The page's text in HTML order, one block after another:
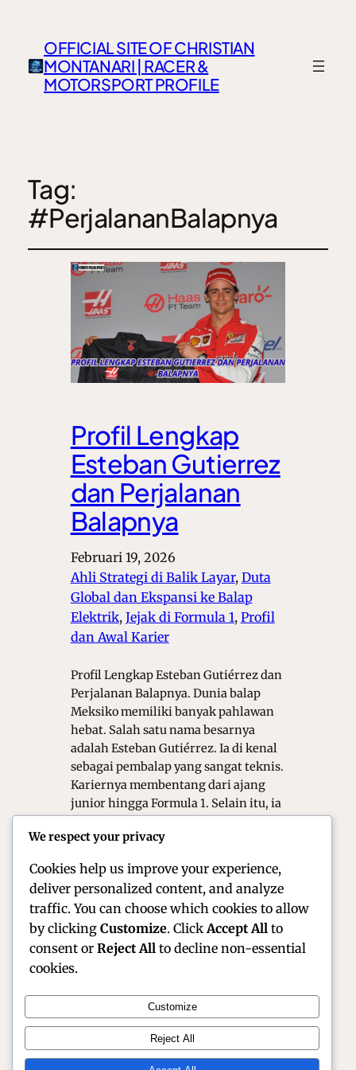
OFFICIAL SITE OF CHRISTIAN
MONTANARI | RACER &
MOTORSPORT PROFILE
Tag:
#PerjalananBalapnya
Profil Lengkap
Esteban Gutierrez
dan Perjalanan
Balapnya
Februari 19, 2026
Ahli Strategi di Balik Layar, Duta
Global dan Ekspansi ke Balap
Elektrik, Jejak di Formula 1, Profil
dan Awal Karier
Profil Lengkap Esteban Gutiérrez dan
Perjalanan Balapnya. Dunia balap
Meksiko memiliki banyak pahlawan
hebat. Salah satu nama besarnya
adalah Esteban Gutiérrez. Ia di kenal
sebagai pembalap yang sangat teknis.
Kariernya membentang dari ajang
junior hingga Formula 1. Selain itu, ia
layar. Artikel ini akan mengulas profil
Official Site of Christian Montanari | Racer &
Motorsport Profile
We respect your privacy
Cookies help us improve your experience,
deliver personalized content, and analyze
traffic. You can choose which cookies to allow
by clicking Customize. Click Accept All to
consent or Reject All to decline non-essential
cookies.
Customize
Reject All